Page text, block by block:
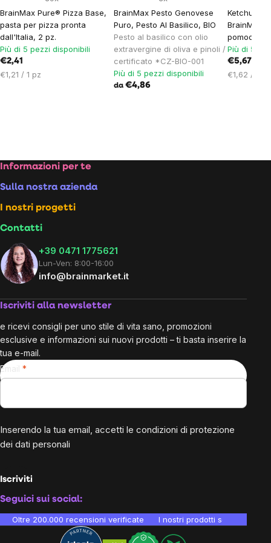
BrainMax Pure® Pizza Base,
pasta per pizza pronta
dall'Italia, 2 pz.
Più di 5 pezzi disponibili
€2,41
Prezzo
€1,21 / 1 pz
BrainMax Pesto Genovese
Puro, Pesto Al Basilico, BIO
Pesto al basilico con olio
extravergine di oliva e pinoli /
certificato *CZ-BIO-001
Più di 5 pezzi disponibili
da €4,86
Ketchup di
BrainMax,
pomodoro,
Più di 5
€5,67
Prezzo
€1,62 / 100
Footer
Informazioni per te
Sulla nostra azienda
I nostri progetti
Contatti
+39 0471 1775621
Lun-Ven: 8:00-16:00
info@brainmarket.it
Iscriviti alla newsletter
e ricevi consigli per uno stile di vita sano, promozioni
esclusive e informazioni sui nuovi prodotti – ti basta inserire la
tua e-mail.
Email
Inserendo la tua email, accetti le condizioni di protezione
dei dati personali
Iscriviti
Seguici sui social:
Oltre 200.000 recensioni verificate I nostri prodotti sono testati